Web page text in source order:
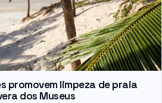
promovem limpeza de praia
dos Museus